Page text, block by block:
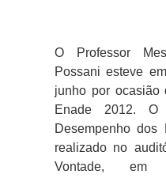
O Professor
Possani esteve
junho por ocasião
Enade 2012. O
Desempenho dos
realizado no
Vontade, em